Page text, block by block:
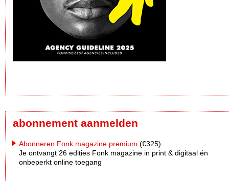
abonnement aanmelden
Abonneren Fonk magazine premium (€325)
Je ontvangt 26 edities Fonk magazine in print & digitaal én
onbeperkt online toegang